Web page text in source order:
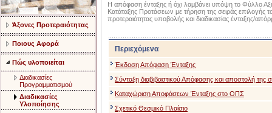
Άξονες Προτεραιότητας
Ποιους Αφορά
Πώς υλοποιείται
Διαδικασίες
Προγραμματισμού
Διαδικασίες
Υλοποίησης
Η απόφαση ένταξης ή όχι λαμβάνει υπόψη το Φύλλο
Κατάταξης Προτάσεων με τήρηση της σειράς επιλογής
προτεραιότητας υποβολής και διαδικασίας ένταξης/
Περιεχόμενα
Έκδοση Απόφαση Ένταξης
Σύνταξη διαβιβαστικού Απόφασης και αποστολή της
Καταχώριση Αποφάσεων Ένταξης στο ΟΠΣ
Σχετικό Θεσμικό Πλαίσιο